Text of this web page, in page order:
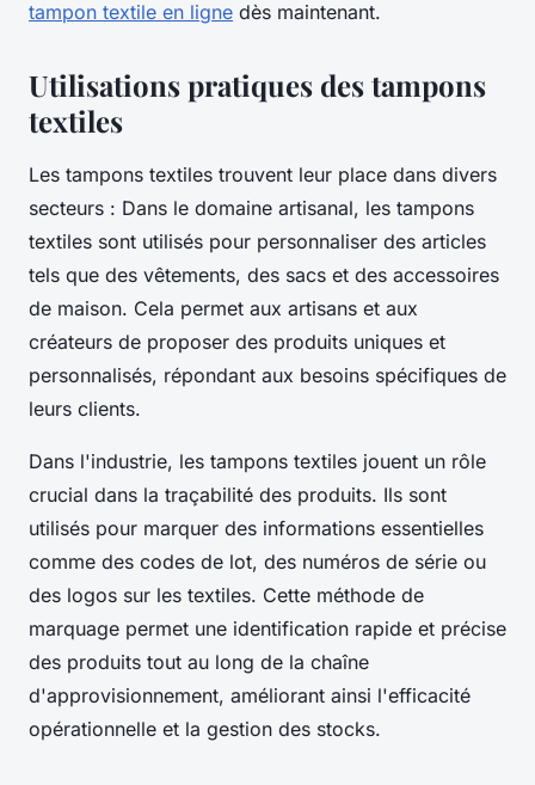
tampon textile en ligne dès maintenant.
Utilisations pratiques des tampons
textiles
Les tampons textiles trouvent leur place dans divers
secteurs : Dans le domaine artisanal, les tampons
textiles sont utilisés pour personnaliser des articles
tels que des vêtements, des sacs et des accessoires
de maison. Cela permet aux artisans et aux
créateurs de proposer des produits uniques et
personnalisés, répondant aux besoins spécifiques de
leurs clients.
Dans l'industrie, les tampons textiles jouent un rôle
crucial dans la traçabilité des produits. Ils sont
utilisés pour marquer des informations essentielles
comme des codes de lot, des numéros de série ou
des logos sur les textiles. Cette méthode de
marquage permet une identification rapide et précise
des produits tout au long de la chaîne
d'approvisionnement, améliorant ainsi l'efficacité
opérationnelle et la gestion des stocks.